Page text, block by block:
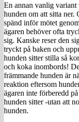
En annan vanlig variant
hunden om att sitta ner.
spänd inför mötet
ägaren behöver ofta
sig. Kanske reser den
tryckt på baken och
hunden sitter stilla så
och koka inombords!
främmande hunden är
reaktion eftersom
ägaren inte förberedd
hunden sitter -utan att
hunden.